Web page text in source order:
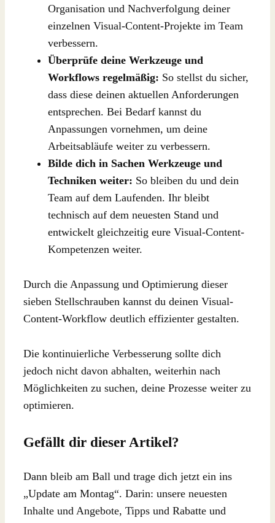
Organisation und Nachverfolgung deiner
einzelnen Visual-Content-Projekte im Team
verbessern.
Überprüfe deine Werkzeuge und
Workflows regelmäßig: So stellst du sicher,
dass diese deinen aktuellen Anforderungen
entsprechen. Bei Bedarf kannst du
Anpassungen vornehmen, um deine
Arbeitsabläufe weiter zu verbessern.
Bilde dich in Sachen Werkzeuge und
Techniken weiter: So bleiben du und dein
Team auf dem Laufenden. Ihr bleibt
technisch auf dem neuesten Stand und
entwickelt gleichzeitig eure Visual-Content-
Kompetenzen weiter.
Durch die Anpassung und Optimierung dieser
sieben Stellschrauben kannst du deinen Visual-
Content-Workflow deutlich effizienter gestalten.
Die kontinuierliche Verbesserung sollte dich
jedoch nicht davon abhalten, weiterhin nach
Möglichkeiten zu suchen, deine Prozesse weiter zu
optimieren.
Gefällt dir dieser Artikel?
Dann bleib am Ball und trage dich jetzt ein ins
„Update am Montag“. Darin: unsere neuesten
Inhalte und Angebote, Tipps und Rabatte und